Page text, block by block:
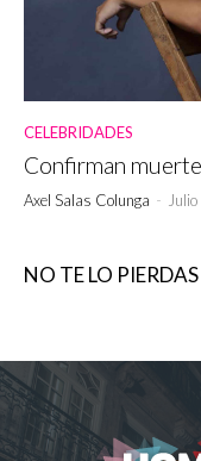
CELEBRIDADES
Confirman
Axel Salas Colunga -
NO TE LO PIERDAS